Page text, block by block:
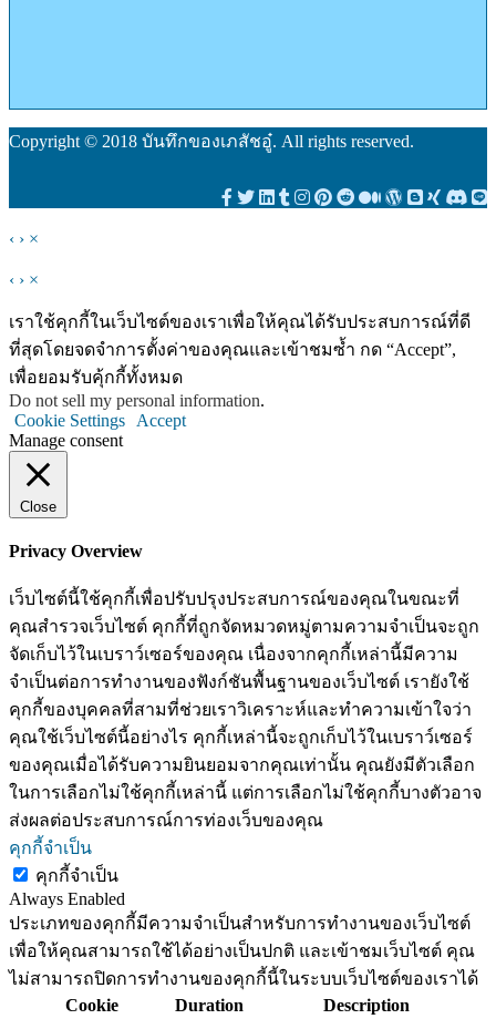
Copyright © 2018 บันทึกของเภสัชอู๋. All rights reserved.
‹ › ×
‹ › ×
เราใช้คุกกี้ในเว็บไซต์ของเราเพื่อให้คุณได้รับประสบการณ์ที่ดี
ที่สุดโดยจดจำการตั้งค่าของคุณและเข้าชมซ้ำ กด “Accept”,
เพื่อยอมรับคุ้กกี้ทั้งหมด
Do not sell my personal information.
Cookie Settings
Accept
Manage consent
Close
Privacy Overview
เว็บไซต์นี้ใช้คุกกี้เพื่อปรับปรุงประสบการณ์ของคุณในขณะที่
คุณสำรวจเว็บไซต์ คุกกี้ที่ถูกจัดหมวดหมู่ตามความจำเป็นจะถูก
จัดเก็บไว้ในเบราว์เซอร์ของคุณ เนื่องจากคุกกี้เหล่านี้มีความ
จำเป็นต่อการทำงานของฟังก์ชันพื้นฐานของเว็บไซต์ เรายังใช้
คุกกี้ของบุคคลที่สามที่ช่วยเราวิเคราะห์และทำความเข้าใจว่า
คุณใช้เว็บไซต์นี้อย่างไร คุกกี้เหล่านี้จะถูกเก็บไว้ในเบราว์เซอร์
ของคุณเมื่อได้รับความยินยอมจากคุณเท่านั้น คุณยังมีตัวเลือก
ในการเลือกไม่ใช้คุกกี้เหล่านี้ แต่การเลือกไม่ใช้คุกกี้บางตัวอาจ
ส่งผลต่อประสบการณ์การท่องเว็บของคุณ
คุกกี้จำเป็น
คุกกี้จำเป็น
Always Enabled
ประเภทของคุกกี้มีความจำเป็นสำหรับการทำงานของเว็บไซต์
เพื่อให้คุณสามารถใช้ได้อย่างเป็นปกติ และเข้าชมเว็บไซต์ คุณ
ไม่สามารถปิดการทำงานของคุกกี้นี้ในระบบเว็บไซต์ของเราได้
Cookie
Duration Description